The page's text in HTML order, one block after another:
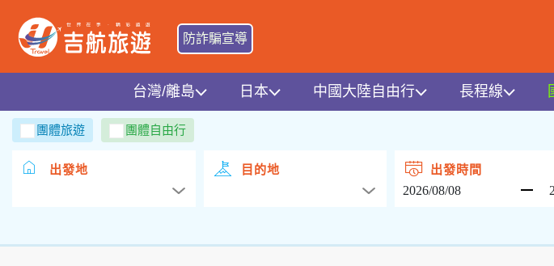
防詐騙宣導
台灣/離島 日本 中國大陸自由行 長程線
團體旅遊 團體自由行
出發地 目的地 出發時間